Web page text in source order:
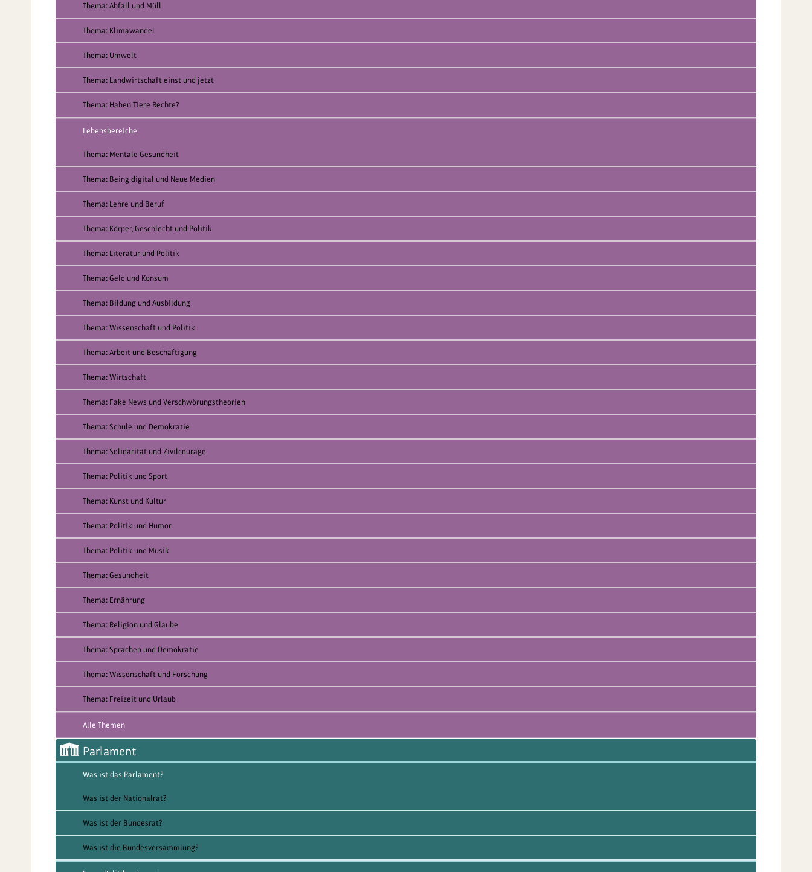
Thema: Abfall und Müll
Thema: Klimawandel
Thema: Umwelt
Thema: Landwirtschaft einst und jetzt
Thema: Haben Tiere Rechte?
Lebensbereiche
Thema: Mentale Gesundheit
Thema: Being digital und Neue Medien
Thema: Lehre und Beruf
Thema: Körper, Geschlecht und Politik
Thema: Literatur und Politik
Thema: Geld und Konsum
Thema: Bildung und Ausbildung
Thema: Wissenschaft und Politik
Thema: Arbeit und Beschäftigung
Thema: Wirtschaft
Thema: Fake News und Verschwörungstheorien
Thema: Schule und Demokratie
Thema: Solidarität und Zivilcourage
Thema: Politik und Sport
Thema: Kunst und Kultur
Thema: Politik und Humor
Thema: Politik und Musik
Thema: Gesundheit
Thema: Ernährung
Thema: Religion und Glaube
Thema: Sprachen und Demokratie
Thema: Wissenschaft und Forschung
Thema: Freizeit und Urlaub
Alle Themen
Parlament
Was ist das Parlament?
Was ist der Nationalrat?
Was ist der Bundesrat?
Was ist die Bundesversammlung?